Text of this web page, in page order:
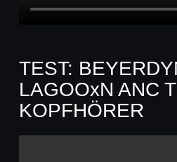
TEST:
LAGOOxN ANC
KOPFHÖRER